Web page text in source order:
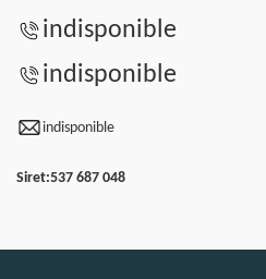
indisponible
indisponible
indisponible
Siret:537 687 048